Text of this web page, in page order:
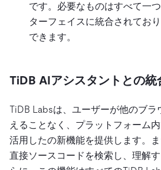
です。必要なものはすべて一
ターフェイスに統合されてお
できます。
TiDB AIアシスタントとの統
TiDB Labsは、ユーザーが他のブ
えることなく、プラットフォーム
活用したの新機能を提供します。
直接ソースコードを検索し、理解